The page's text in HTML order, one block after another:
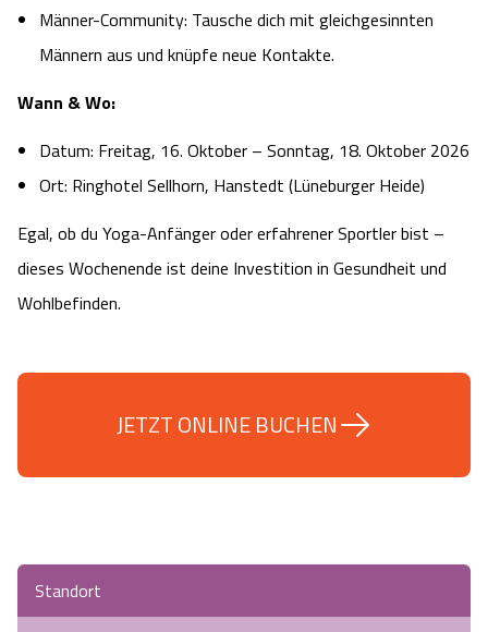
Videos
Angebote
Kontakt
Naturhotels
Urlaub auf dem Bauernhof
Landschaftsführungen
Das verrückte Haus
Battle Kart Bispingen
Adventure District Bispingen
Ausflugsziele
Männer-Community: Tausche dich mit gleichgesinnten
Männern aus und knüpfe neue Kontakte.
Wann & Wo:
Datum: Freitag, 16. Oktober – Sonntag, 18. Oktober 2026
Ort: Ringhotel Sellhorn, Hanstedt (Lüneburger Heide)
Egal, ob du Yoga-Anfänger oder erfahrener Sportler bist –
dieses Wochenende ist deine Investition in Gesundheit und
Wohlbefinden.
JETZT ONLINE BUCHEN
Standort